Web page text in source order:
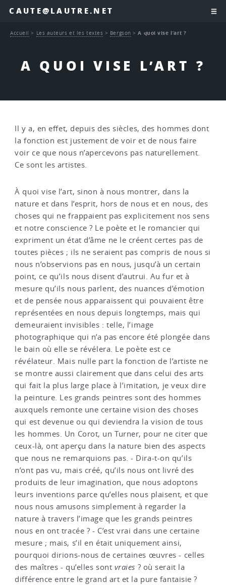
CAUTE@LAUTRE.NET
A QUOI VISE L’ART ?
Accueil > Les auteurs et les textes > Bergson >A quoi vise l’art ?
Il y a, en effet, depuis des siècles, des hommes dont
la fonction est justement de voir et de nous faire
voir ce que nous n’apercevons pas naturellement.
Ce sont les artistes.
À quoi vise l’art, sinon à nous montrer, dans la
nature et dans l’esprit, hors de nous et en nous, des
choses qui ne frappaient pas explicitement nos sens
et notre conscience ? Le poète et le romancier qui
expriment un état d’âme ne le créent certes pas de
toutes pièces ; ils ne seraient pas compris de nous si
nous n’observions pas en nous, jusqu’à un certain
point, ce qu’ils nous disent d’autrui. Au fur et à
mesure qu’ils nous parlent, des nuances d’émotion
et de pensée nous apparaissent qui pouvaient être
représentées en nous depuis longtemps, mais qui
demeuraient invisibles : telle, l’image
photographique qui n’a pas encore été plongée dans
le bain où elle se révélera. Le poète est ce
révélateur. Mais nulle part la fonction de l’artiste ne
se montre aussi claire­ment que dans celui des arts
qui fait la plus large place à l’imitation, je veux dire
la peinture. Les grands peintres sont des hommes
auxquels remonte une certaine vision des choses
qui est devenue ou qui deviendra la vision de tous
les hommes. Un Corot, un Turner, pour ne citer que
ceux-là, ont aperçu dans la nature bien des aspects
que nous ne remarquions pas. - Dira-t-on qu’ils
n’ont pas vu, mais créé, qu’ils nous ont livré des
produits de leur imagination, que nous adoptons
leurs inventions parce qu’elles nous plaisent, et que
nous nous amusons simplement à regarder la
nature à travers l’image que les grands peintres
nous en ont tracée ? - C’est vrai dans une certaine
mesure ; mais, s’il en était uniquement ainsi,
pourquoi dirions-nous de certaines œuvres - celles
des maîtres - qu’elles sont vraies ? où serait la
différence entre le grand art et la pure fantaisie ?